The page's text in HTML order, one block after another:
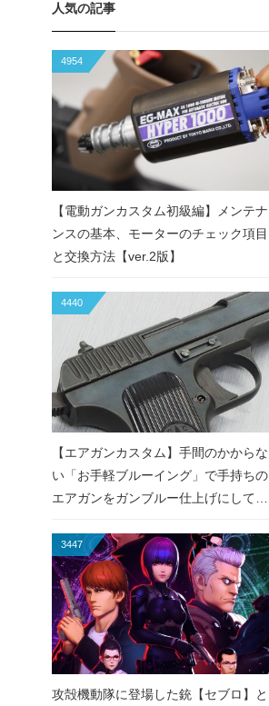
人気の記事
4954
【電動ガンカスタム初級編】メンテナ
ンスの基本、モーターのチェック項目
と交換方法【ver.2版】
4440
【エアガンカスタム】手間のかからな
い「お手軽ブルーイング」で手持ちの
エアガンをガンブルー仕上げにしてみ
3447
攻殻機動隊に登場した銃【セブロ】と